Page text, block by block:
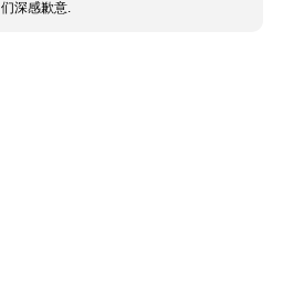
们深感歉意.